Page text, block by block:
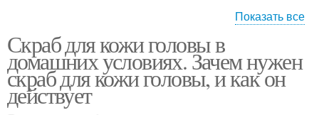
Голова из морской
соли
Голова из кофе
Показать все
Скраб для кожи головы в
домашних условиях. Зачем нужен
скраб для кожи головы, и как он
действует